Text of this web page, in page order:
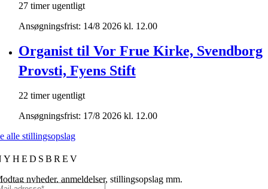
27 timer ugentligt
Ansøgningsfrist: 14/8 2026 kl. 12.00
Organist til Vor Frue Kirke, Svendborg
Provsti, Fyens Stift
22 timer ugentligt
Ansøgningsfrist: 17/8 2026 kl. 12.00
alle stillingsopslag
nyheder, anmeldelser, stillingsopslag mm.